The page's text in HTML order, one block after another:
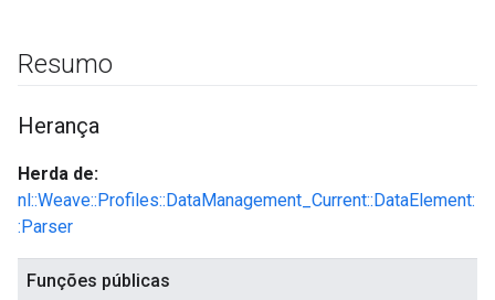
Resumo
Herança
Herda de:
nl::Weave::Profiles::DataManagement_Current::DataElement:
:Parser
Funções públicas